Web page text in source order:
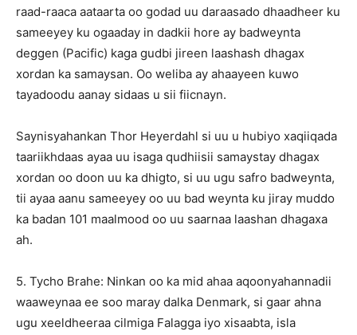
raad-raaca aataarta oo godad uu daraasado dhaadheer ku
sameeyey ku ogaaday in dadkii hore ay badweynta
deggen (Pacific) kaga gudbi jireen laashash dhagax
xordan ka samaysan. Oo weliba ay ahaayeen kuwo
tayadoodu aanay sidaas u sii fiicnayn.
Saynisyahankan Thor Heyerdahl si uu u hubiyo xaqiiqada
taariikhdaas ayaa uu isaga qudhiisii samaystay dhagax
xordan oo doon uu ka dhigto, si uu ugu safro badweynta,
tii ayaa aanu sameeyey oo uu bad weynta ku jiray muddo
ka badan 101 maalmood oo uu saarnaa laashan dhagaxa
ah.
5. Tycho Brahe: Ninkan oo ka mid ahaa aqoonyahannadii
waaweynaa ee soo maray dalka Denmark, si gaar ahna
ugu xeeldheeraa cilmiga Falagga iyo xisaabta, isla